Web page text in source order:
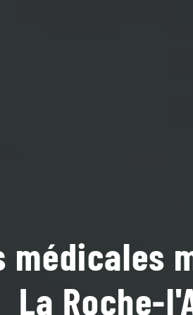
médicales
La Roche-